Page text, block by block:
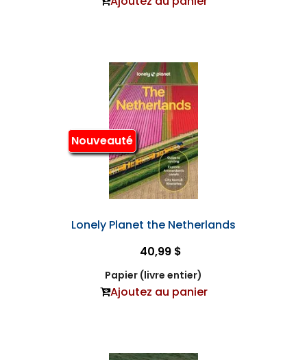
Nouveauté
Lonely Planet the Netherlands
40,99 $
Papier (livre entier)
Ajoutez au panier